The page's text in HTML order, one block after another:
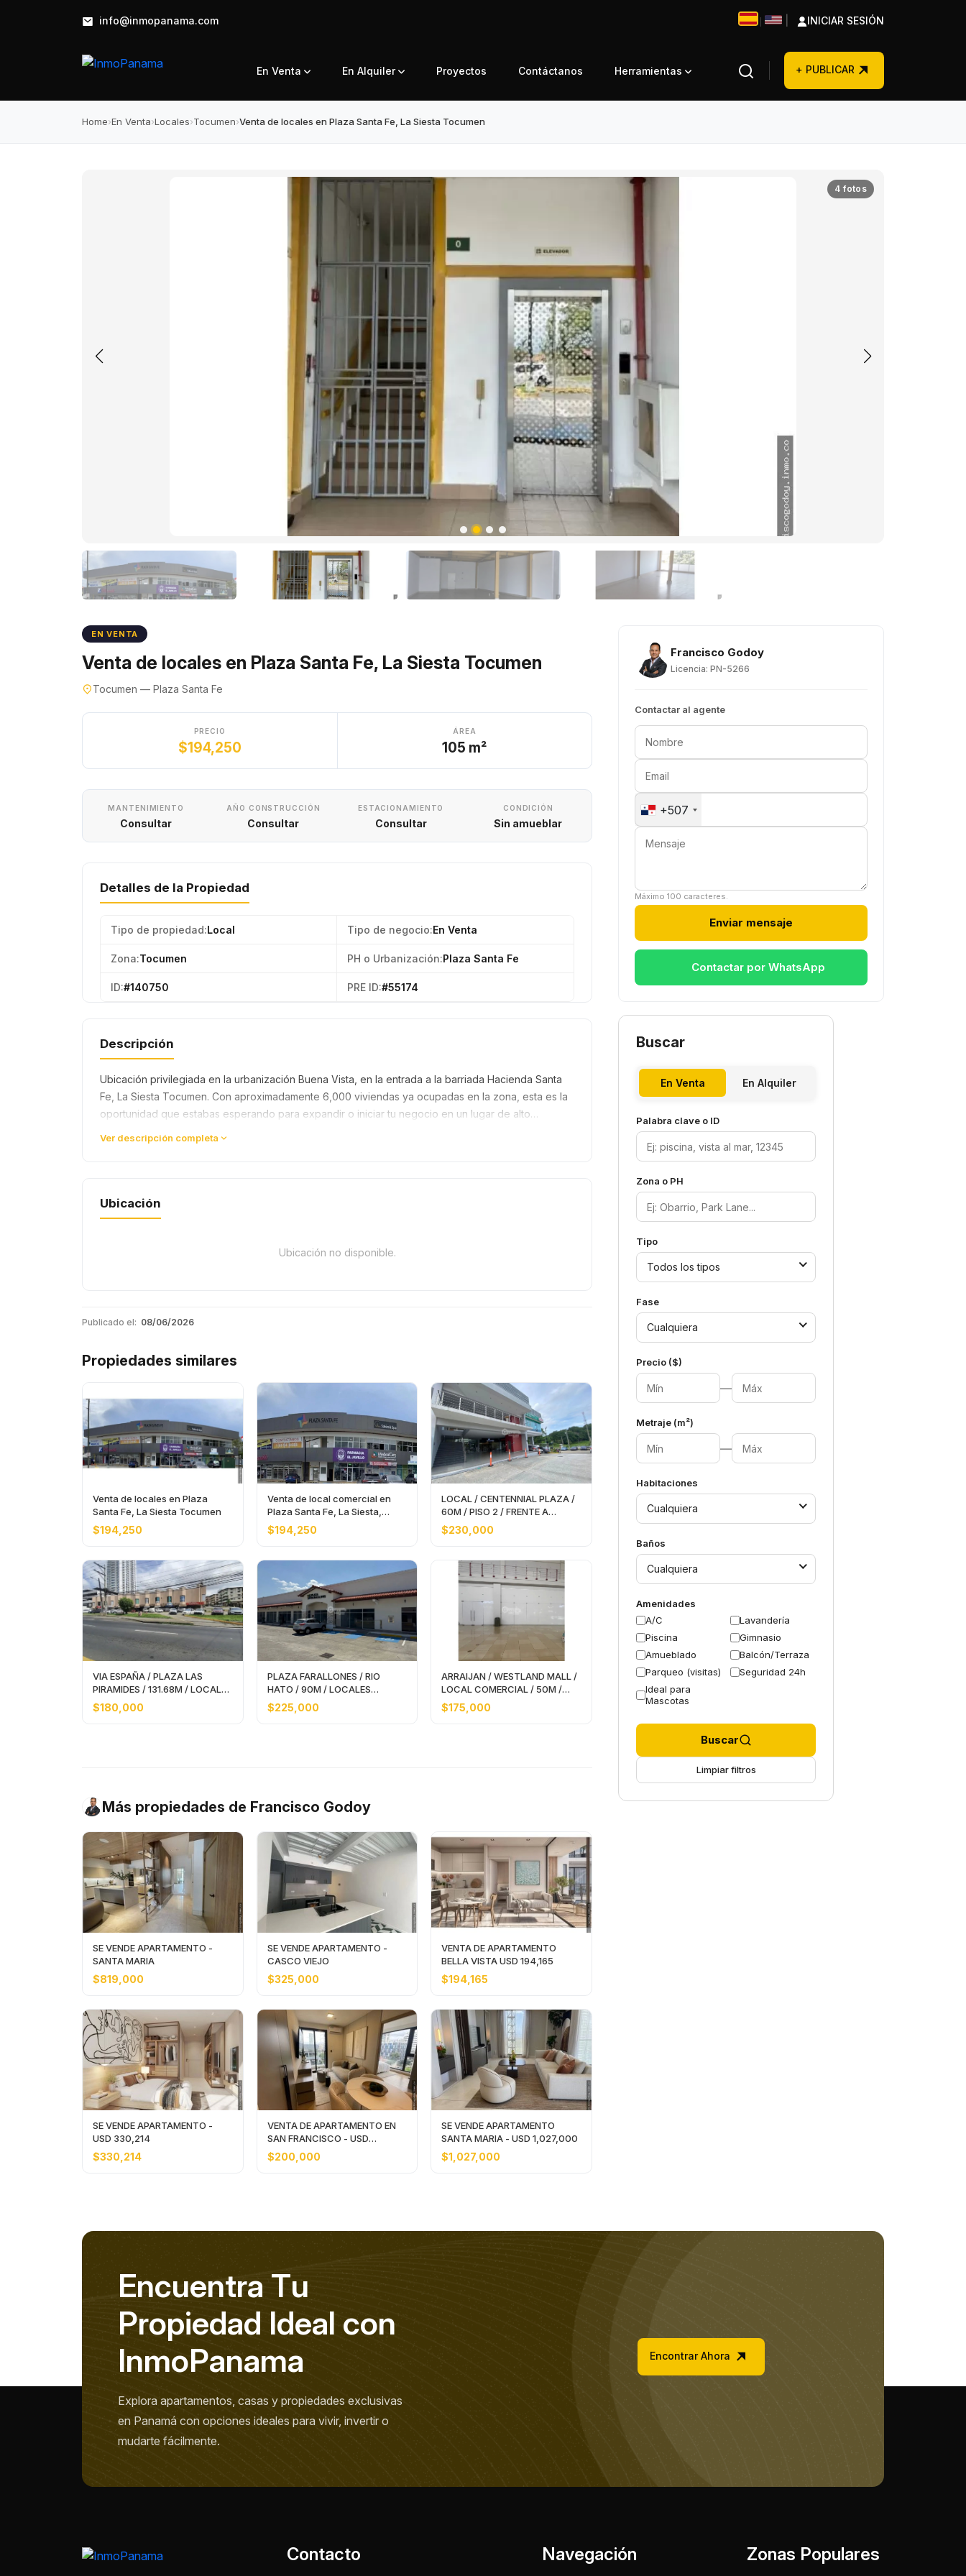
info@inmopanama.com INICIAR SESIÓN
En Venta En Alquiler Proyectos Contáctanos Herramientas + PUBLICAR
Home›En Venta›Locales›Tocumen›Venta de locales en Plaza Santa Fe, La Siesta Tocumen
4 fotos
EN VENTA
Venta de locales en Plaza Santa Fe, La Siesta Tocumen
Tocumen — Plaza Santa Fe
PRECIO
$194,250
ÁREA
105 m²
MANTENIMIENTO
Consultar
AÑO CONSTRUCCIÓN
Consultar
ESTACIONAMIENTO
Consultar
CONDICIÓN
Sin amueblar
Detalles de la Propiedad
Tipo de propiedad:Local Tipo de negocio:En Venta
Zona:Tocumen PH o Urbanización:Plaza Santa Fe
ID:#140750 PRE ID:#55174
Descripción
Ubicación privilegiada en la urbanización Buena Vista, en la entrada a la barriada Hacienda Santa
Fe, La Siesta Tocumen. Con aproximadamente 6,000 viviendas ya ocupadas en la zona, esta es la
oportunidad que estabas esperando para expandir o iniciar tu negocio en un lugar de alto…
Ver descripción completa
Ubicación
Ubicación no disponible.
Publicado el: 08/06/2026
Propiedades similares
Venta de locales en Plaza
Santa Fe, La Siesta Tocumen
$194,250
Venta de local comercial en
Plaza Santa Fe, La Siesta,
Tocumen
$194,250
LOCAL / CENTENNIAL PLAZA /
60M / PISO 2 / FRENTE A
MCDONALDS JC
$230,000
VIA ESPAÑA / PLAZA LAS
PIRAMIDES / 131.68M / LOCAL
COMERCIAL JC
$180,000
PLAZA FARALLONES / RIO
HATO / 90M / LOCALES
COMERCIALES JC
$225,000
ARRAIJAN / WESTLAND MALL /
LOCAL COMERCIAL / 50M /
PLANTA BAJA
$175,000
Más propiedades de Francisco Godoy
SE VENDE APARTAMENTO -
SANTA MARIA
$819,000
SE VENDE APARTAMENTO -
CASCO VIEJO
$325,000
VENTA DE APARTAMENTO
BELLA VISTA USD 194,165
$194,165
SE VENDE APARTAMENTO -
USD 330,214
$330,214
VENTA DE APARTAMENTO EN
SAN FRANCISCO - USD
200,000
$200,000
SE VENDE APARTAMENTO
SANTA MARIA - USD 1,027,000
$1,027,000
Francisco Godoy
Licencia: PN-5266
Contactar al agente
+507
Máximo 100 caracteres.
Enviar mensaje
Contactar por WhatsApp
Buscar
En Venta En Alquiler
Palabra clave o ID
Zona o PH
Tipo
Todos los tipos
Fase
Cualquiera
Precio ($)
—
Metraje (m²)
—
Habitaciones
Cualquiera
Baños
Cualquiera
Amenidades
A/C
Lavandería
Piscina
Gimnasio
Amueblado
Balcón/Terraza
Parqueo (visitas)
Seguridad 24h
Ideal para
Mascotas
Buscar
Limpiar filtros
Encuentra Tu
Propiedad Ideal con
InmoPanama
Explora apartamentos, casas y propiedades exclusivas
en Panamá con opciones ideales para vivir, invertir o
mudarte fácilmente.
Encontrar Ahora
Contacto Navegación Zonas Populares